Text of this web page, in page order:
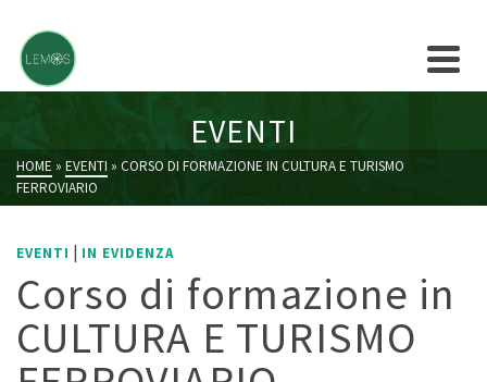
EVENTI
HOME » EVENTI » CORSO DI FORMAZIONE IN CULTURA E TURISMO
FERROVIARIO
EVENTI | IN EVIDENZA
Corso di formazione in
CULTURA E TURISMO